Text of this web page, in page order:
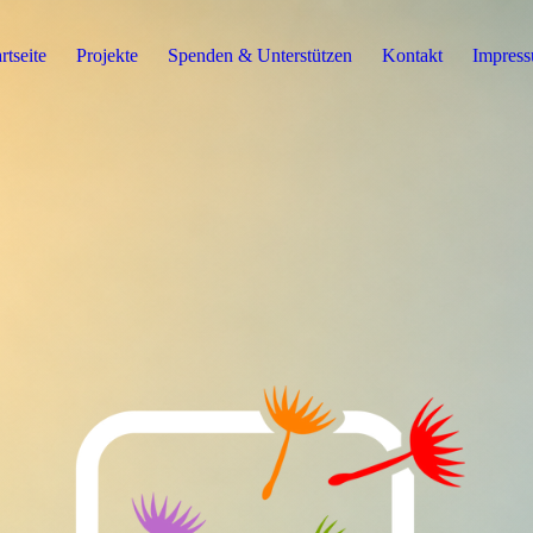
Projekte Spenden & Unterstützen Kontakt